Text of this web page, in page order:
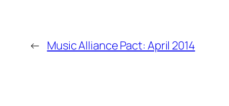
← Music Alliance Pact: April 2014